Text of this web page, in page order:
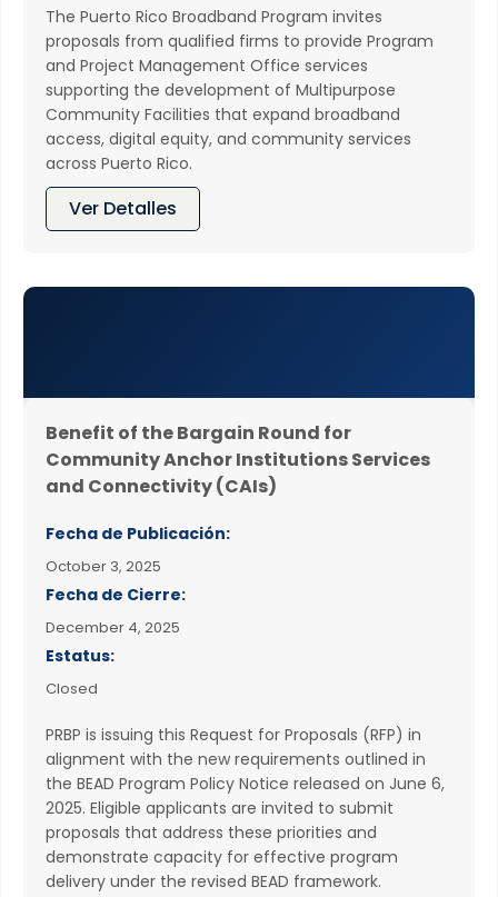
The Puerto Rico Broadband Program invites
proposals from qualified firms to provide Program
and Project Management Office services
supporting the development of Multipurpose
Community Facilities that expand broadband
access, digital equity, and community services
across Puerto Rico.
Ver Detalles
Benefit of the Bargain Round for
Community Anchor Institutions Services
and Connectivity (CAIs)
Fecha de Publicación:
October 3, 2025
Fecha de Cierre:
December 4, 2025
Estatus:
Closed
PRBP is issuing this Request for Proposals (RFP) in
alignment with the new requirements outlined in
the BEAD Program Policy Notice released on June 6,
2025. Eligible applicants are invited to submit
proposals that address these priorities and
demonstrate capacity for effective program
delivery under the revised BEAD framework.